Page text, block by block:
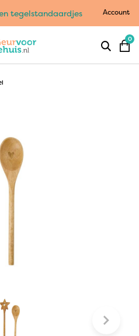
tegelstandaardjes Account
0